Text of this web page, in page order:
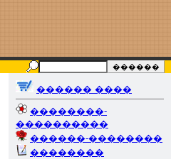
������ ����
��������-
����������
������-��������
��������